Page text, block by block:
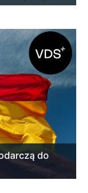
do